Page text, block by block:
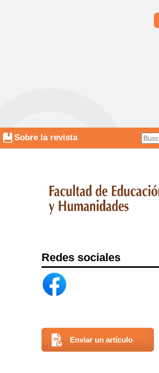
Sobre la revista
Redes sociales
Enviar un artículo